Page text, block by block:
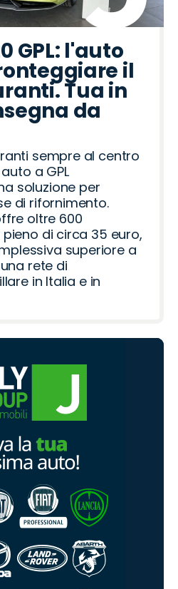
GPL: l'auto
il
Tua in
da
sempre al centro
a GPL
soluzione per
di rifornimento.
oltre 600
di circa 35 euro,
superiore a
rete di
in Italia e in